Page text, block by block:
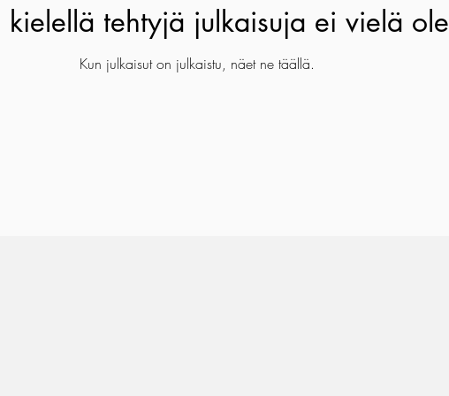
kielellä tehtyjä julkaisuja ei vielä ole
Kun julkaisut on julkaistu, näet ne täällä.